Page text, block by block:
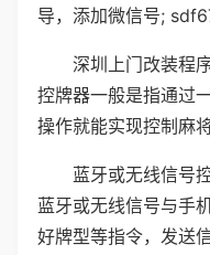
导，添加微信号;
深圳上门改装程
控牌器一般是指通过
操作就能实现控制麻
蓝牙或无线信号
蓝牙或无线信号与手
好牌型等指令，发送